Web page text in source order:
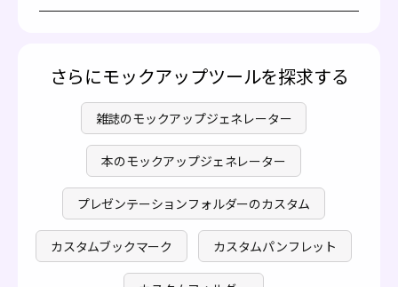
るブランド要素が正しく適用されていることを確認し、高
解像度の画像を使用してピクセル化を避けることが重要で
また、異なるモックアップビューでデザインの見え方をプ
レビューすることも、全体的なインパクトの確認に役立ち
さらにモックアップツールを探求する
雑誌のモックアップジェネレーター
本のモックアップジェネレーター
プレゼンテーションフォルダーのカスタム
カスタムブックマーク カスタムパンフレット